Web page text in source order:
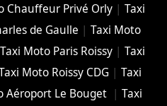
Chauffeur Privé Orly |Taxi
de Gaulle |Taxi Moto
Taxi Moto Paris Roissy| Taxi
Moto Roissy CDG | Taxi
Aéroport Le Bouget | Taxi